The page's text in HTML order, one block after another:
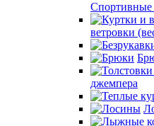
Спортивные
ветровки
джемпера